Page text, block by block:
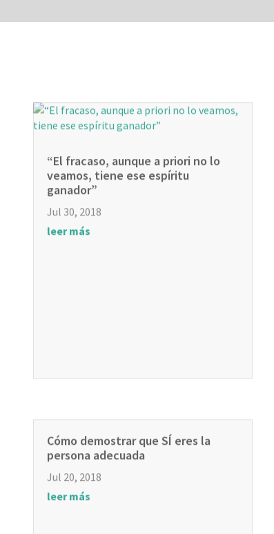
veamos, tiene ese espíritu
ganador”
Jul 30, 2018
leer más
persona adecuada
Jul 20, 2018
leer más